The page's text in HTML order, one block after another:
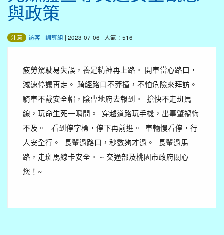
與政策
注意 訪客 -訓導組 | 2023-07-06 | 人氣：516
疲勞駕駛易失誤，養足精神再上路。 開車當心路口，
減速停讓再走。 騎經路口不莽撞，不怕危險來拜訪。
騎車不戴安全帽，陰曹地府去報到。 搶快不走斑馬
線，玩命生死一瞬間。 穿越道路玩手機，出事肇禍悔
不及。 看到停字標，停下再前進。 車輛慢看停，行
人安全行。 長輩過路口，秒數夠才過。 長輩過馬
路，走斑馬線卡安全。 ~ 交通部及桃園市政府關心
您！~